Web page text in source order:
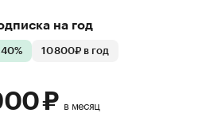
на год
10 800₽ в год
₽ в месяц